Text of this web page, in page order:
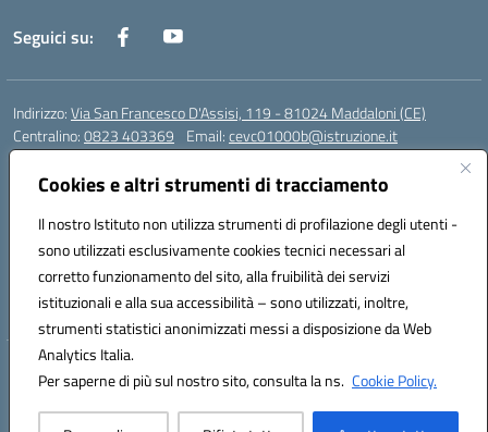
Cookies e altri strumenti di tracciamento
Il nostro Istituto non utilizza strumenti di profilazione degli utenti -
sono utilizzati esclusivamente cookies tecnici necessari al
corretto funzionamento del sito, alla fruibilità dei servizi
istituzionali e alla sua accessibilità – sono utilizzati, inoltre,
strumenti statistici anonimizzati messi a disposizione da Web
Analytics Italia.
Per saperne di più sul nostro sito, consulta la ns. Cookie Policy.
Seguici su:
Indirizzo:Via San Francesco D'Assisi, 119 - 81024 Maddaloni (CE)
Centralino:0823 403369 Email:cevc01000b@istruzione.it
Posta elettronica certificata (PEC):
Codice fiscale: 80004990612 (Convitto) - 93044680614 (Scuole
Annesse)
Codice meccanografico:CEVC01000B
Codice Indice delle Pubbliche Amministrazioni (IPA): istsc_cevc01000b
Codice unico di fatturazione (CUF): ZUT1RT
Hosting & Powered by 3D Solution S.r.l.
Concept & Design by Designers Italia